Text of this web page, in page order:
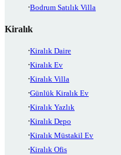
Bodrum Satılık Villa
Kiralık
Kiralık Daire
Kiralık Ev
Kiralık Villa
Günlük Kiralık Ev
Kiralık Yazlık
Kiralık Depo
Kiralık Müstakil Ev
Kiralık Ofis